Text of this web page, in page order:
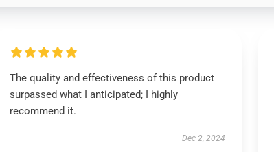
The quality and effectiveness of this product
surpassed what I anticipated; I highly
recommend it.
Dec 2, 2024